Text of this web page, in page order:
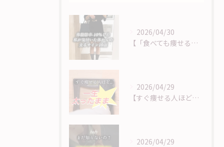
2026/04/30
【「食べても痩せる」は、サインに気づくことから】
2026/04/29
【すぐ痩せる人ほど痩せない？！】
2026/04/29